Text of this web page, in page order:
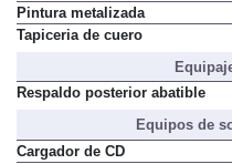
Pintura metalizada
Tapiceria de cuero
Respaldo posterior abatible
Equipos de
Cargador de CD